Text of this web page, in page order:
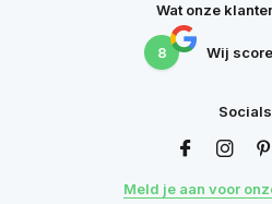
Wat onze
8 Wij
Socials
Meld je aan voor